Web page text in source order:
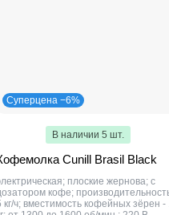
Суперцена −6%
В наличии 5 шт.
Cunill Brasil Black
плоские жернова; с
кофе;
кг/ч; вместимость кофейных зёрен -